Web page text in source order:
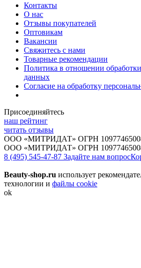
Контакты
О нас
Отзывы покупателей
Оптовикам
Вакансии
Свяжитесь с нами
Товарные рекомендации
Политика в отношении
данных
Согласие на обработку
Присоединяйтесь
наш рейтинг
читать отзывы
ООО «МИТРИДАТ» ОГРН
ООО «МИТРИДАТ» ОГРН
8 (495) 545-47-87 Задайте нам вопрос
Beauty-shop.ru использует
технологии и файлы cookie
ok